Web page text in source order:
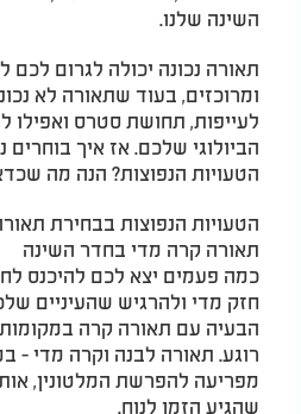
השינה שלנו.
תאורה נכונה יכולה לגרום לכם
ומרוכזים, בעוד שתאורה לא
לעייפות, תחושת סטרס ואפילו
הביולוגי שלכם. אז איך בוחרים
הטעויות הנפוצות? הנה מה
הטעויות הנפוצות בבחירת
תאורה קרה מדי בחדר השינה
כמה פעמים יצא לכם להיכנס
חזק מדי ולהרגיש שהעיניים
הבעיה עם תאורה קרה
רוגע. תאורה לבנה וקרה מדי -
מפריעה להפרשת המלטונין,
שהגיע הזמן לנוח.